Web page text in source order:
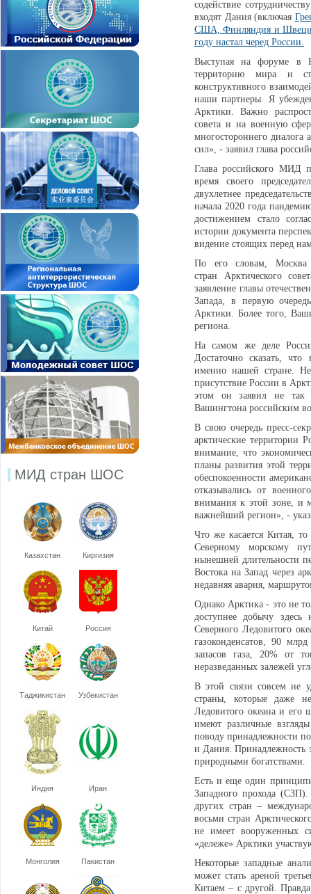
МИД стран ШОС
Казахстан Киргизия
Китай Россия
Таджикистан Узбекистан
Индия Иран
Монголия Пакистан
содействие
входят Дания (включая
США, Финляндия и Швеция.
году настал черед России.
Выступая на форуме в
территорию мира и
конструктивного
наши партнеры. Я
Арктики. Важно
совета и на военную
многостороннего
сил», - заявил глава
Глава российского МИД
время своего
двухлетнее
начала 2020 года
достижением стало
истории документа
видение стоящих перед
По его словам, Москва
стран Арктического
заявление главы
Запада, в первую
Арктики. Более того,
региона.
На самом же деле
Достаточно сказать,
именно нашей стране.
присутствие России в
этом он заявил не так
Вашингтона российским
В свою очередь пресс-
арктические территории
внимание, что
планы развития этой
обеспокоенности
отказывались от
внимания к этой зоне, и
важнейший регион», -
Что же касается Китая,
Северному морскому
нынешней длительности
Востока на Запад через
недавняя авария,
Однако Арктика - это не
доступнее добычу
Северного Ледовитого
газоконденсатов, 90
запасов газа, 20% от
неразведанных залежей
В этой связи совсем не
страны, которые даже
Ледовитого океана и его
имеют различные
поводу принадлежности
и Дания. Принадлежность
природными богатствами.
Есть и еще один
Западного прохода
других стран –
восьми стран
не имеет вооруженных
«дележе» Арктики
Некоторые западные
может стать ареной
Китаем – с другой.